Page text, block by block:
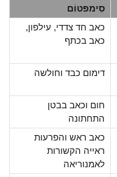
סִימפּטוֹם
כאב חד צדדי, עילפון,
כאב בכתף
דימום כבד וחולשה
חום וכאב בבטן
התחתונה
כאב ראש והפרעות
ראייה הקשורות
לאמנוריאה